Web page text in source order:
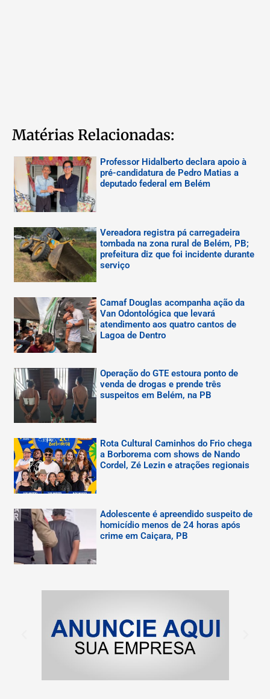
Matérias Relacionadas:
Professor Hidalberto declara apoio à
pré-candidatura de Pedro Matias a
deputado federal em Belém
Vereadora registra pá carregadeira
tombada na zona rural de Belém, PB;
prefeitura diz que foi incidente durante
serviço
Camaf Douglas acompanha ação da
Van Odontológica que levará
atendimento aos quatro cantos de
Lagoa de Dentro
Operação do GTE estoura ponto de
venda de drogas e prende três
suspeitos em Belém, na PB
Rota Cultural Caminhos do Frio chega
a Borborema com shows de Nando
Cordel, Zé Lezin e atrações regionais
Adolescente é apreendido suspeito de
homicídio menos de 24 horas após
crime em Caiçara, PB